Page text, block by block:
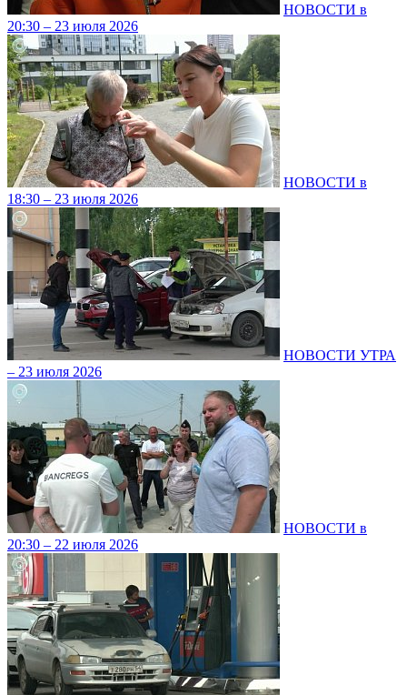
НОВОСТИ в
20:30 – 23 июля 2026
НОВОСТИ в
18:30 – 23 июля 2026
НОВОСТИ УТРА
– 23 июля 2026
НОВОСТИ в
20:30 – 22 июля 2026